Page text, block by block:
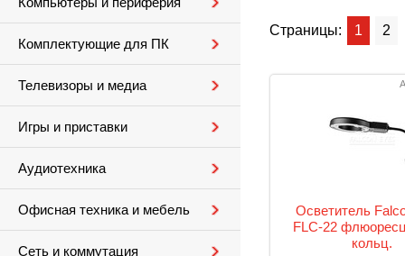
Комплектующие для ПК
Телевизоры и медиа
Игры и приставки
Аудиотехника
Офисная техника и мебель
Сеть и коммутация
Страницы: 1 2
Осветитель
FLC-22
кольц.